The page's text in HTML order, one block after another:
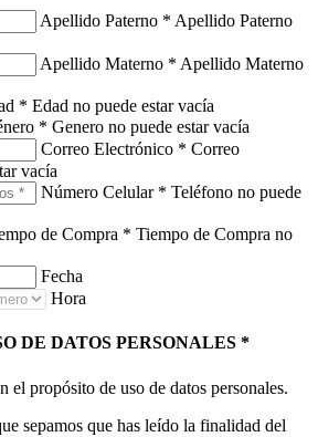
Apellido Paterno * Apellido Paterno
Apellido Materno * Apellido Materno
* Edad no puede estar vacía
* Genero no puede estar vacía
Correo Electrónico * Correo
vacía
Número Celular * Teléfono no puede
de Compra * Tiempo de Compra no
Fecha
Hora
DE DATOS PERSONALES *
el propósito de uso de datos personales.
sepamos que has leído la finalidad del